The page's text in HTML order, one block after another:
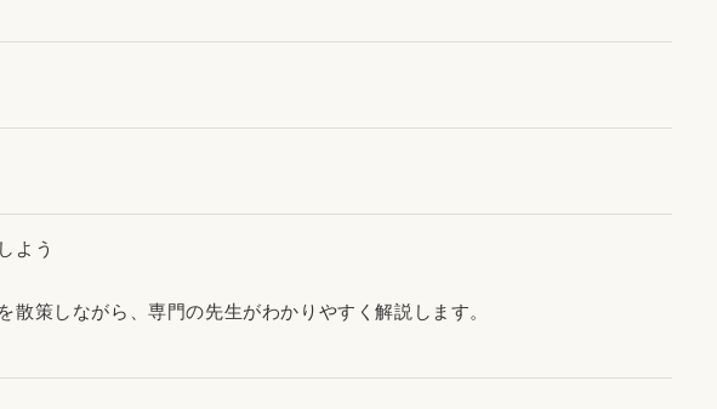
よう
策しながら、専門の先生がわかりやすく解説します。